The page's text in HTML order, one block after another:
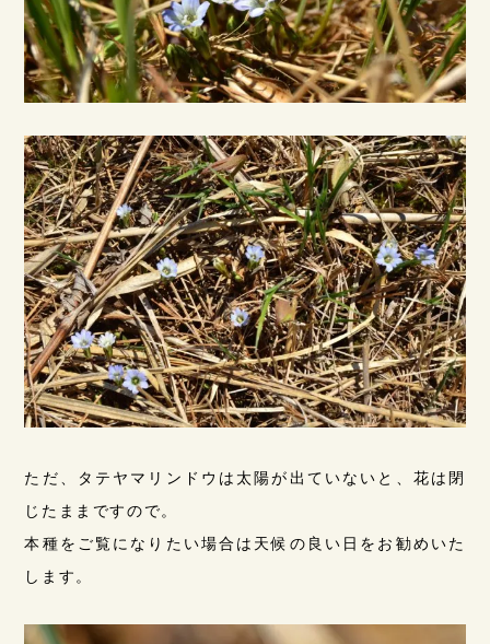
ただ、タテヤマリンドウは太陽が出ていないと、花は閉
じたままですので。
本種をご覧になりたい場合は天候の良い日をお勧めいた
します。